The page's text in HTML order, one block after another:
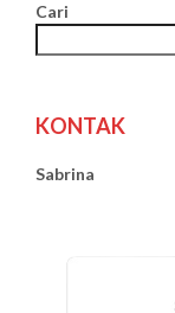
Cari
KONTAK
Sabrina